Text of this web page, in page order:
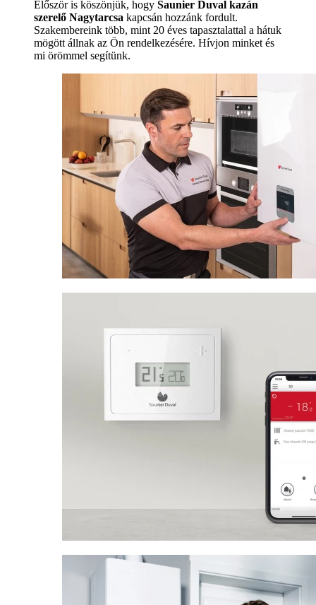
Először is köszönjük, hogy Saunier Duval kazán
szerelő Nagytarcsa kapcsán hozzánk fordult.
Szakembereink több, mint 20 éves tapasztalattal a hátuk
mögött állnak az Ön rendelkezésére. Hívjon minket és
mi örömmel segítünk.